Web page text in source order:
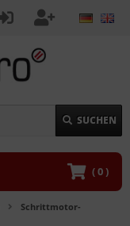
SUCHEN
(0 )
Schrittmotor-